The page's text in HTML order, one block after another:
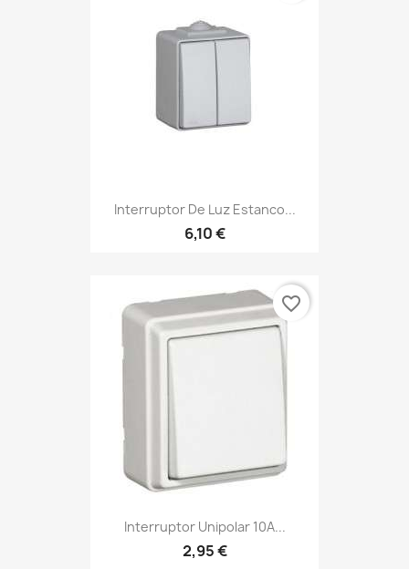
Interruptor De Luz Estanco...
6,10 €
Interruptor Unipolar 10A...
2,95 €
favorite_border